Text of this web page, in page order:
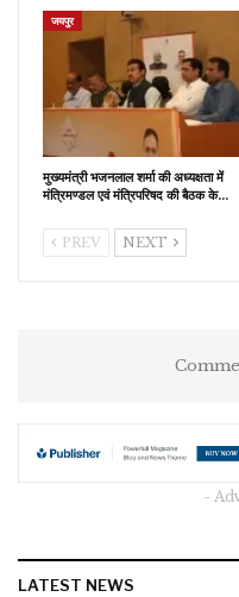
जयपुर
मुख्यमंत्री भजनलाल शर्मा की अध्यक्षता में
मंत्रिमण्डल एवं मंत्रिपरिषद की बैठक के…
PREV NEXT
-
LATEST NEWS